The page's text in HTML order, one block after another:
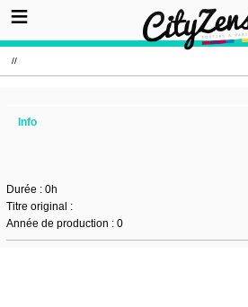
//
Info
Durée : 0h
Titre original :
Année de production : 0